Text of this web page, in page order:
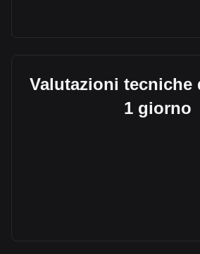
Valutazioni tecniche
1 giorno